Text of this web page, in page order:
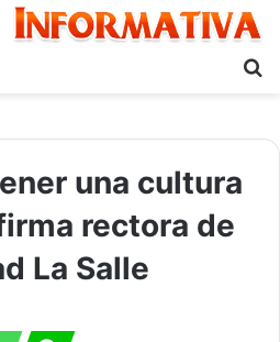
una cultura
rectora de
La Salle